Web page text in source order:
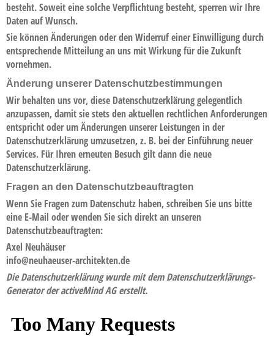
besteht. Soweit eine solche Verpflichtung besteht, sperren wir Ihre
Daten auf Wunsch.
Sie können Änderungen oder den Widerruf einer Einwilligung durch
entsprechende Mitteilung an uns mit Wirkung für die Zukunft
vornehmen.
Änderung unserer Datenschutzbestimmungen
Wir behalten uns vor, diese Datenschutzerklärung gelegentlich
anzupassen, damit sie stets den aktuellen rechtlichen Anforderungen
entspricht oder um Änderungen unserer Leistungen in der
Datenschutzerklärung umzusetzen, z. B. bei der Einführung neuer
Services. Für Ihren erneuten Besuch gilt dann die neue
Datenschutzerklärung.
Fragen an den Datenschutzbeauftragten
Wenn Sie Fragen zum Datenschutz haben, schreiben Sie uns bitte
eine E-Mail oder wenden Sie sich direkt an unseren
Datenschutzbeauftragten:
Axel Neuhäuser
info@neuhaeuser-architekten.de
Die Datenschutzerklärung wurde mit demDatenschutzerklärungs-
Generator der activeMind AG erstellt.